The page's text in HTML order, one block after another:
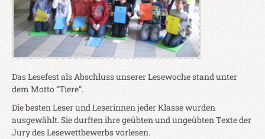
Das Lesefest als Abschluss unserer Lesewoche stand unter
dem Motto “Tiere”.
Die besten Leser und Leserinnen jeder Klasse wurden
ausgewählt. Sie durften ihre geübten und ungeübten Texte der
Jury des Lesewettbewerbs vorlesen.